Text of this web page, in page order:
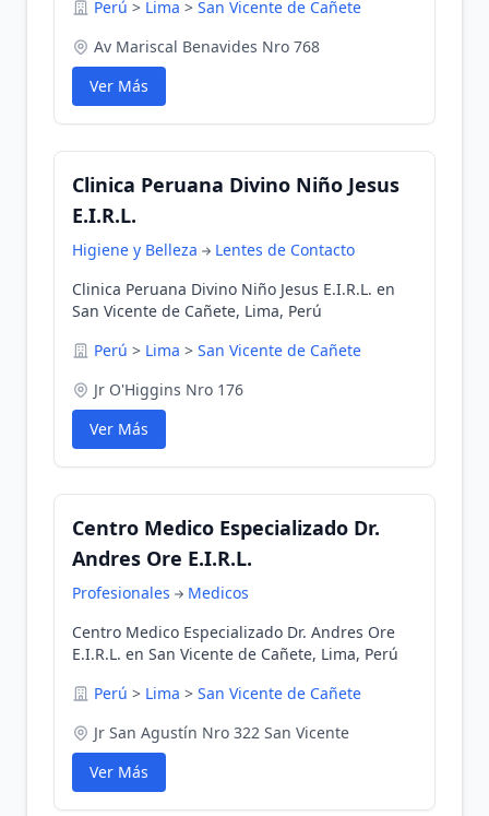
Perú > Lima > San Vicente de Cañete
Av Mariscal Benavides Nro 768
Ver Más
Clinica Peruana Divino Niño Jesus
E.I.R.L.
Higiene y Belleza
Lentes de Contacto
Clinica Peruana Divino Niño Jesus E.I.R.L. en
San Vicente de Cañete, Lima, Perú
Perú > Lima > San Vicente de Cañete
Jr O'Higgins Nro 176
Ver Más
Centro Medico Especializado Dr.
Andres Ore E.I.R.L.
Profesionales
Medicos
Centro Medico Especializado Dr. Andres Ore
E.I.R.L. en San Vicente de Cañete, Lima, Perú
Perú > Lima > San Vicente de Cañete
Jr San Agustín Nro 322 San Vicente
Ver Más